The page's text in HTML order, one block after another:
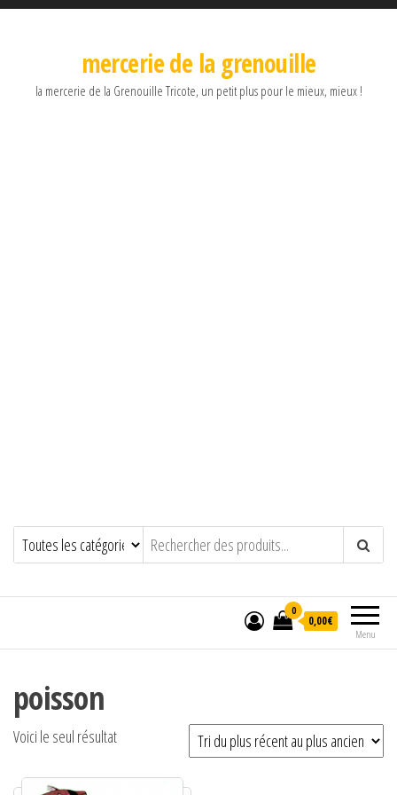
mercerie de la grenouille
la mercerie de la Grenouille Tricote, un petit plus pour le mieux, mieux !
Menu
0
0,00€
poisson
Voici le seul résultat